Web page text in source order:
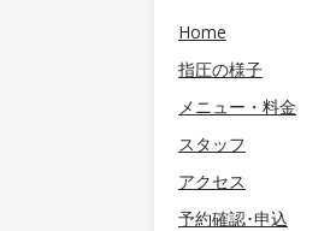
Home
指圧の様子
メニュー・料金
スタッフ
アクセス
予約確認･申込